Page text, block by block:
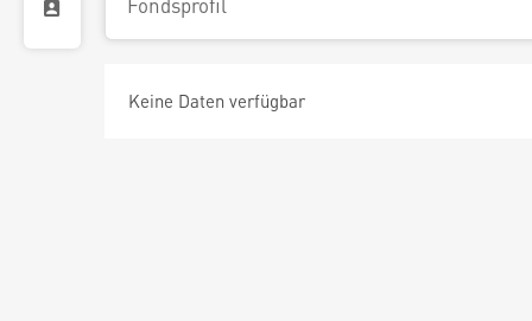
Keine Daten verfügbar